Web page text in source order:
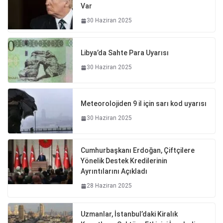
Var
30 Haziran 2025
Libya’da Sahte Para Uyarısı
30 Haziran 2025
Meteorolojiden 9 il için sarı kod uyarısı
30 Haziran 2025
Cumhurbaşkanı Erdoğan, Çiftçilere
Yönelik Destek Kredilerinin
Ayrıntılarını Açıkladı
28 Haziran 2025
Uzmanlar, İstanbul’daki Kiralık